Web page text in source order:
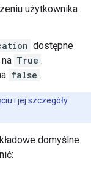
użytkownika
dostępne
True .
false .
i jej szczegóły
domyślne